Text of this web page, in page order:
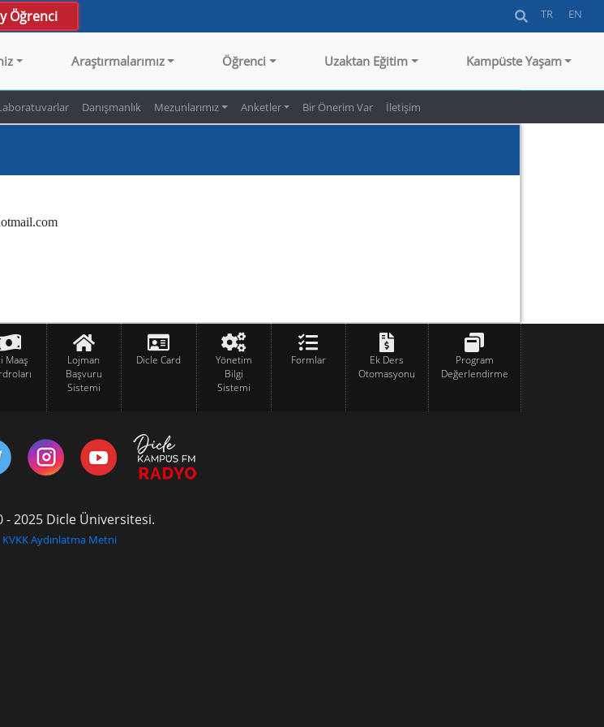
Öğrenci TR EN
Araştırmalarımız Öğrenci Uzaktan Eğitim Kampüste Yaşam
Danışmanlık Mezunlarımız Anketler Bir Önerim Var İletişim
Maaş
Lojman
Başvuru
Sistemi
Dicle Card
Yönetim
Bilgi
Sistemi
Formlar
Ek Ders
Otomasyonu
Program
Değerlendirme
- 2025 Dicle Üniversitesi.
KVKK Aydınlatma Metni